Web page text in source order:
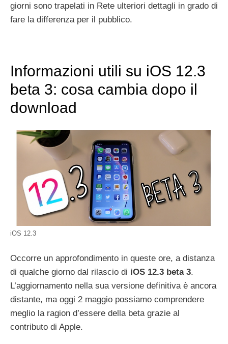
giorni sono trapelati in Rete ulteriori dettagli in grado di
fare la differenza per il pubblico.
Informazioni utili su iOS 12.3
beta 3: cosa cambia dopo il
download
iOS 12.3
Occorre un approfondimento in queste ore, a distanza
di qualche giorno dal rilascio di iOS 12.3 beta 3.
L’aggiornamento nella sua versione definitiva è ancora
distante, ma oggi 2 maggio possiamo comprendere
meglio la ragion d’essere della beta grazie al
contributo di Apple.